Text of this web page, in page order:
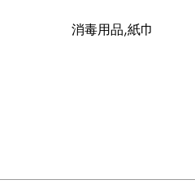
消毒用品,紙巾